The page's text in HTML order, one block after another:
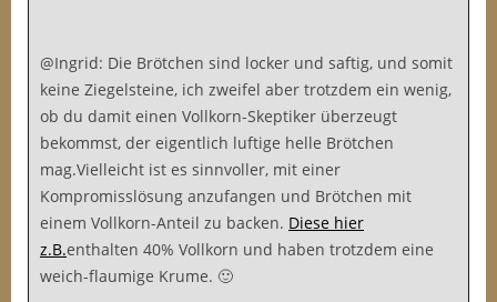
@Ingrid: Die Brötchen sind locker und saftig, und somit
keine Ziegelsteine, ich zweifel aber trotzdem ein wenig,
ob du damit einen Vollkorn-Skeptiker überzeugt
bekommst, der eigentlich luftige helle Brötchen
mag.Vielleicht ist es sinnvoller, mit einer
Kompromisslösung anzufangen und Brötchen mit
einem Vollkorn-Anteil zu backen. Diese hier
z.B.enthalten 40% Vollkorn und haben trotzdem eine
weich-flaumige Krume. 🙂